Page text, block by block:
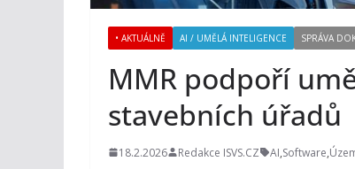
• AKTUÁLNĚ AI / UMĚLÁ INTELIGENCE SPRÁVA
MMR podpoří
stavebních úřadů
18.2.2026 Redakce ISVS.CZ AI,Software,